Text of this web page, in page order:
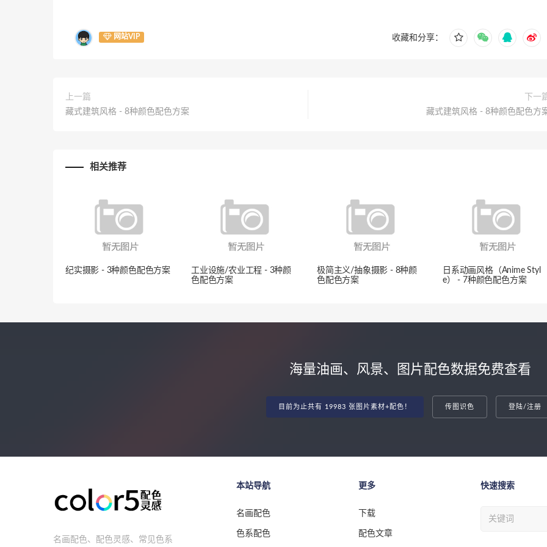
网站VIP 收藏和分享：
上一篇
藏式建筑风格 - 8种颜色配色方案
下一
藏式建筑风格 - 8种颜色配色方
相关推荐
纪实摄影 - 3种颜色配色方案
工业设施/农业工程 - 3种颜
色配色方案
极简主义/抽象摄影 - 8种颜
色配色方案
日系动画风格（Anime Styl
e） - 7种颜色配色方案
海量油画、风景、图片配色数据免费查看
目前为止共有 19983 张图片素材+配色！ 传图识色 登陆/注册
名画配色、配色灵感、常见色系
本站导航
名画配色
色系配色
更多
下载
配色文章
快速搜索